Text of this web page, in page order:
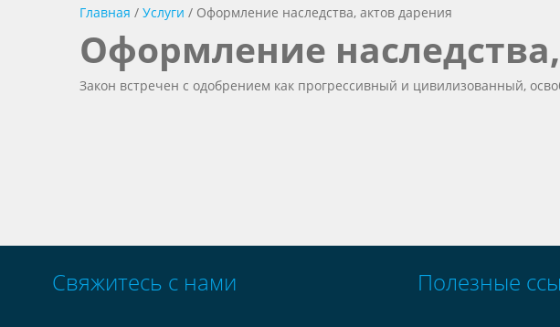
Главная / Услуги / Оформление наследства, актов дарения
Оформление
Закон встречен с одобрением как прогрессивный и цивилизованный,
Свяжитесь с нами Полезные